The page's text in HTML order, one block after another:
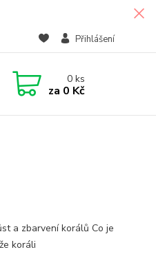
Přihlášení
0ks
za 0 Kč
a zbarvení korálů Co je
koráli